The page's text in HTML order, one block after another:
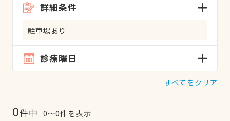
詳細条件
駐車場あり
診療曜日
すべてをクリア
0件中 0〜0件を表示